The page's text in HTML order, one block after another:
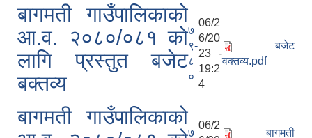
बागमती गाउँपालिकाको
आ.व. २०८०/०८१ को
लागि प्रस्तुत बजेट
बक्तव्य
७
९-
८
०
06/2
6/20
23 -
19:2
4
बजेट
वक्तव्य.pdf
बागमती गाउँपालिकाको
७
06/2
बागमती